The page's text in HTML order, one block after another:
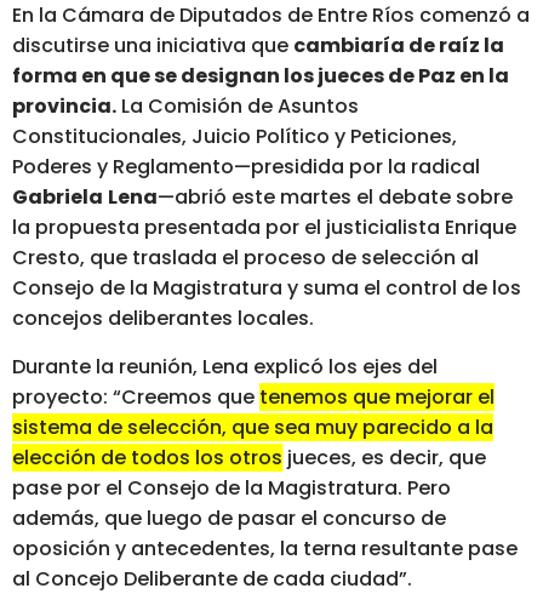
En la Cámara de Diputados de Entre Ríos comenzó a
discutirse una iniciativa que cambiaría de raíz la
forma en que se designan los jueces de Paz en la
provincia. La Comisión de Asuntos
Constitucionales, Juicio Político y Peticiones,
Poderes y Reglamento—presidida por la radical
Gabriela Lena—abrió este martes el debate sobre
la propuesta presentada por el justicialista Enrique
Cresto, que traslada el proceso de selección al
Consejo de la Magistratura y suma el control de los
concejos deliberantes locales.
Durante la reunión, Lena explicó los ejes del
proyecto: “Creemos que tenemos que mejorar el
sistema de selección, que sea muy parecido a la
elección de todos los otros jueces, es decir, que
pase por el Consejo de la Magistratura. Pero
además, que luego de pasar el concurso de
oposición y antecedentes, la terna resultante pase
al Concejo Deliberante de cada ciudad”.